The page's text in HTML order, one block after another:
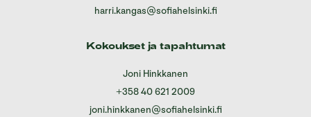
harri.kangas@sofiahelsinki.fi
Kokoukset ja tapahtumat
Joni Hinkkanen
+358 40 621 2009
joni.hinkkanen@sofiahelsinki.fi